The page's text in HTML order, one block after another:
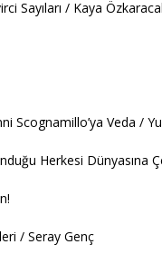
Sayıları / Kaya
Scognamillo’ya Veda /
Herkesi Dünyasına
/ Seray Genç